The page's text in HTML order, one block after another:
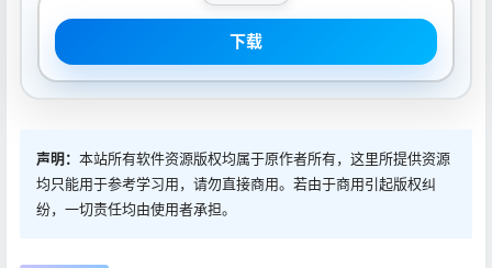
下载
声明： 本站所有软件资源版权均属于原作者所有，这里所提供资源
均只能用于参考学习用，请勿直接商用。若由于商用引起版权纠
纷，一切责任均由使用者承担。